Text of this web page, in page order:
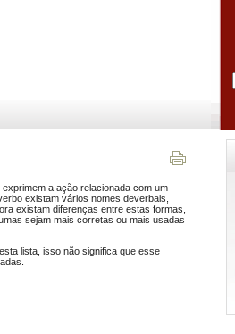
a ação relacionada com um
existam vários nomes deverbais,
existam diferenças entre estas formas,
sejam mais corretas ou mais usadas
lista, isso não significa que esse